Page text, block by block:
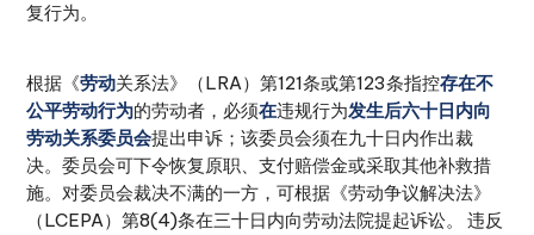
复行为。
根据《劳动关系法》（LRA）第121条或第123条指控存在不
公平劳动行为的劳动者，必须在违规行为发生后六十日内向
劳动关系委员会提出申诉；该委员会须在九十日内作出裁
决。委员会可下令恢复原职、支付赔偿金或采取其他补救措
施。对委员会裁决不满的一方，可根据《劳动争议解决法》
（LCEPA）第8(4)条在三十日内向劳动法院提起诉讼。 违反